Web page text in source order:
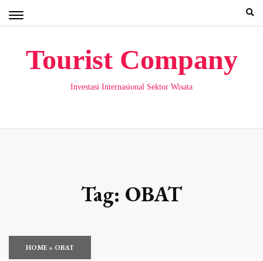
Tourist Company
Investasi Internasional Sektor Wisata
Tag: OBAT
HOME» OBAT